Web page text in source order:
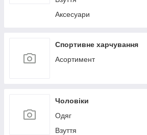
Аксесуари
Спортивне харчування
Асортимент
Чоловіки
Одяг
Взуття